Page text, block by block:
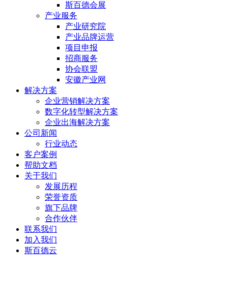
斯百德会展
产业服务
产业研究院
产业品牌运营
项目申报
招商服务
协会联盟
安徽产业网
解决方案
企业营销解决方案
数字化转型解决方案
企业出海解决方案
公司新闻
行业动态
客户案例
帮助文档
关于我们
发展历程
荣誉资质
旗下品牌
合作伙伴
联系我们
加入我们
斯百德云